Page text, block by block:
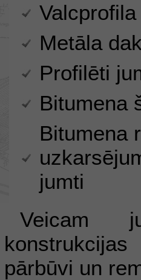
Metāla
Profilēti
Bitumena
Bitumena
jumti
Veicam
pārbūvi un